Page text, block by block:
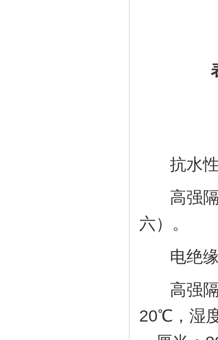
抗水
高强隔
六）。
电绝缘
高强隔
20℃，湿